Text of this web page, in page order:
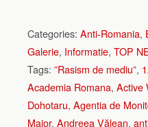
Categories: Anti-Romania,
Galerie, Informatie, TOP
Tags: ”Rasism de mediu”,
Academia Romana, Active
Dohotaru, Agentia de
Maior, Andreea Vălean,